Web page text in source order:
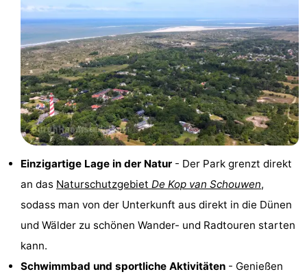
Sehen
tun
Museen
Denkmäler
Mühlen
Einzigartige Lage in der Natur - Der Park grenzt direkt
an das Naturschutzgebiet De Kop van Schouwen,
sodass man von der Unterkunft aus direkt in die Dünen
und Wälder zu schönen Wander- und Radtouren starten
kann.
Schwimmbad und sportliche Aktivitäten - Genießen